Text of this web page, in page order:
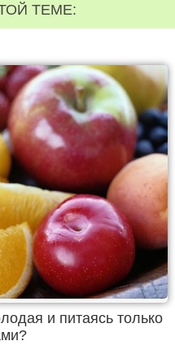
ТЕМЕ:
и питаясь только